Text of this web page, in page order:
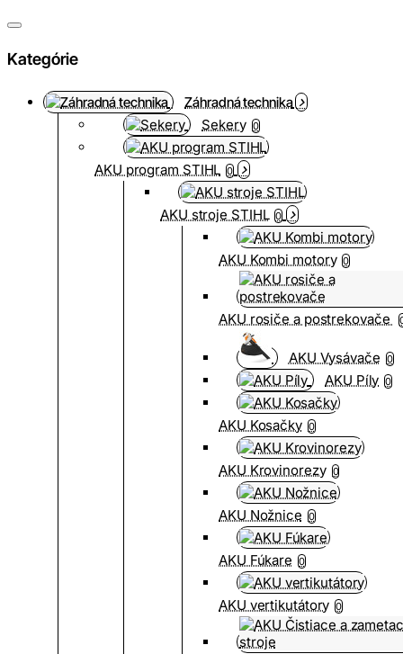
Kategórie
Záhradná technika
Sekery 0
AKU program STIHL 0
AKU stroje STIHL 0
AKU Kombi motory 0
AKU rosiče a postrekovače
AKU Vysávače 0
AKU Píly 0
AKU Kosačky 0
AKU Krovinorezy 0
AKU Nožnice 0
AKU Fúkare 0
AKU vertikutátory 0